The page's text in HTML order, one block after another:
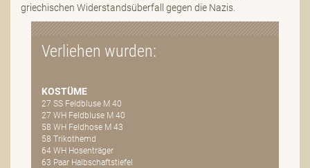
griechischen Widerstandsüberfall gegen die Nazis.
Verliehen wurden:
KOSTÜME
27 SS Feldbluse M 40
27 WH Feldbluse M 40
58 WH Feldhose M 43
58 Trikothemd
64 WH Hosenträger
63 Paar Halbschaftstiefel